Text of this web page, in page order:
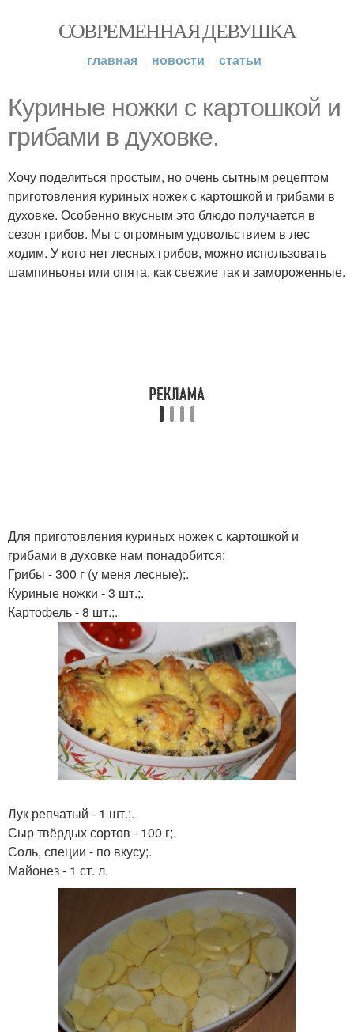
СОВРЕМЕННАЯ ДЕВУШКА
главная новости статьи
Куриные ножки с картошкой и
грибами в духовке.
Хочу поделиться простым, но очень сытным рецептом
приготовления куриных ножек с картошкой и грибами в
духовке. Особенно вкусным это блюдо получается в
сезон грибов. Мы с огромным удовольствием в лес
ходим. У кого нет лесных грибов, можно использовать
шампиньоны или опята, как свежие так и замороженные.
Для приготовления куриных ножек с картошкой и
грибами в духовке нам понадобится:
Грибы - 300 г (у меня лесные);.
Куриные ножки - 3 шт.;.
Картофель - 8 шт.;.
Лук репчатый - 1 шт.;.
Сыр твёрдых сортов - 100 г;.
Соль, специи - по вкусу;.
Майонез - 1 ст. л.